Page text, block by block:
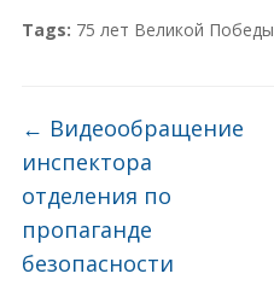
Tags: 75 лет Великой Победы
← Видеообращение
инспектора
отделения по
пропаганде
безопасности